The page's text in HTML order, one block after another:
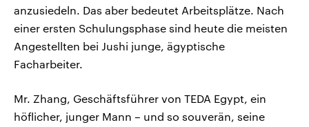
anzusiedeln. Das aber bedeutet Arbeitsplätze. Nach
einer ersten Schulungsphase sind heute die meisten
Angestellten bei Jushi junge, ägyptische
Facharbeiter.
Mr. Zhang, Geschäftsführer von TEDA Egypt, ein
höflicher, junger Mann – und so souverän, seine